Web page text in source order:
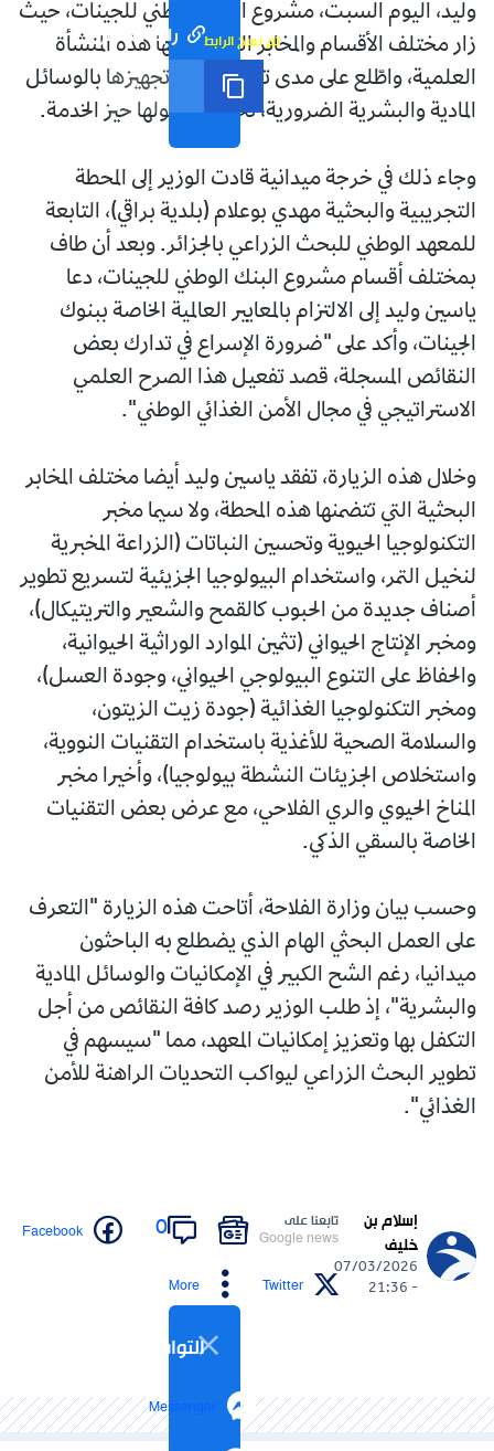
رابط مختصر تم نسخ الرابط
وليد، اليوم السبت، مشروع البنك الوطني للجينات، حيث
زار مختلف الأقسام والمخابر التي تتضمّنها هذه المنشأة
العلمية، واطّلع على مدى تقدُّم عملية تجهيزها بالوسائل
المادية والبشرية الضرورية، تحسُّبًا لدخولها حيز الخدمة.
وجاء ذلك في خرجة ميدانية قادت الوزير إلى المحطة
التجريبية والبحثية مهدي بوعلام (بلدية براقي)، التابعة
للمعهد الوطني للبحث الزراعي بالجزائر. وبعد أن طاف
بمختلف أقسام مشروع البنك الوطني للجينات، دعا
ياسين وليد إلى الالتزام بالمعايير العالمية الخاصة ببنوك
الجينات، وأكد على "ضرورة الإسراع في تدارك بعض
النقائص المسجلة، قصد تفعيل هذا الصرح العلمي
الاستراتيجي في مجال الأمن الغذائي الوطني".
وخلال هذه الزيارة، تفقد ياسين وليد أيضا مختلف المخابر
البحثية التي تتضمنها هذه المحطة، ولا سيما مخبر
التكنولوجيا الحيوية وتحسين النباتات (الزراعة المخبرية
لنخيل التمر، واستخدام البيولوجيا الجزيئية لتسريع تطوير
أصناف جديدة من الحبوب كالقمح والشعير والتريتيكال)،
ومخبر الإنتاج الحيواني (تثمين الموارد الوراثية الحيوانية،
والحفاظ على التنوع البيولوجي الحيواني، وجودة العسل)،
ومخبر التكنولوجيا الغذائية (جودة زيت الزيتون،
والسلامة الصحية للأغذية باستخدام التقنيات النووية،
واستخلاص الجزيئات النشطة بيولوجيا)، وأخيرا مخبر
المناخ الحيوي والري الفلاحي، مع عرض بعض التقنيات
الخاصة بالسقي الذكي.
وحسب بيان وزارة الفلاحة، أتاحت هذه الزيارة "التعرف
على العمل البحثي الهام الذي يضطلع به الباحثون
ميدانيا، رغم الشح الكبير في الإمكانيات والوسائل المادية
والبشرية"، إذ طلب الوزير رصد كافة النقائص من أجل
التكفل بها وتعزيز إمكانيات المعهد، مما "سيسهم في
تطوير البحث الزراعي ليواكب التحديات الراهنة للأمن
الغذائي".
إسلام بن
خليف
07/03/2026
- 21:36
تابعنا على
Google news
0
Facebook
Twitter
More
التواصل الاجتماعي
Messenger